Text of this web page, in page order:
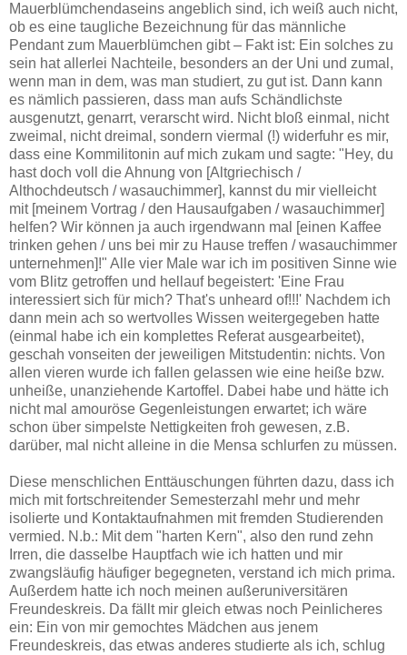
Mauerblümchendaseins angeblich sind, ich weiß auch nicht,
ob es eine taugliche Bezeichnung für das männliche
Pendant zum Mauerblümchen gibt – Fakt ist: Ein solches zu
sein hat allerlei Nachteile, besonders an der Uni und zumal,
wenn man in dem, was man studiert, zu gut ist. Dann kann
es nämlich passieren, dass man aufs Schändlichste
ausgenutzt, genarrt, verarscht wird. Nicht bloß einmal, nicht
zweimal, nicht dreimal, sondern viermal (!) widerfuhr es mir,
dass eine Kommilitonin auf mich zukam und sagte: "Hey, du
hast doch voll die Ahnung von [Altgriechisch /
Althochdeutsch / wasauchimmer], kannst du mir vielleicht
mit [meinem Vortrag / den Hausaufgaben / wasauchimmer]
helfen? Wir können ja auch irgendwann mal [einen Kaffee
trinken gehen / uns bei mir zu Hause treffen / wasauchimmer
unternehmen]!" Alle vier Male war ich im positiven Sinne wie
vom Blitz getroffen und hellauf begeistert: 'Eine Frau
interessiert sich für mich? That's unheard of!!!' Nachdem ich
dann mein ach so wertvolles Wissen weitergegeben hatte
(einmal habe ich ein komplettes Referat ausgearbeitet),
geschah vonseiten der jeweiligen Mitstudentin: nichts. Von
allen vieren wurde ich fallen gelassen wie eine heiße bzw.
unheiße, unanziehende Kartoffel. Dabei habe und hätte ich
nicht mal amouröse Gegenleistungen erwartet; ich wäre
schon über simpelste Nettigkeiten froh gewesen, z.B.
darüber, mal nicht alleine in die Mensa schlurfen zu müssen.
Diese menschlichen Enttäuschungen führten dazu, dass ich
mich mit fortschreitender Semesterzahl mehr und mehr
isolierte und Kontaktaufnahmen mit fremden Studierenden
vermied. N.b.: Mit dem "harten Kern", also den rund zehn
Irren, die dasselbe Hauptfach wie ich hatten und mir
zwangsläufig häufiger begegneten, verstand ich mich prima.
Außerdem hatte ich noch meinen außeruniversitären
Freundeskreis. Da fällt mir gleich etwas noch Peinlicheres
ein: Ein von mir gemochtes Mädchen aus jenem
Freundeskreis, das etwas anderes studierte als ich, schlug